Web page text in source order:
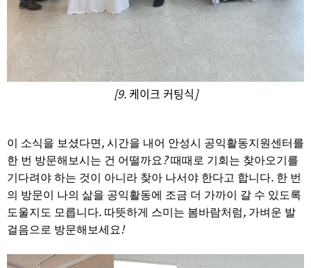
[9. 케이크 커팅식]
이 소식을 보셨다면, 시간을 내어 안성시 공익활동지원센터를
한 번 방문해보시는 건 어떨까요?때때로 기회는 찾아오기를
기다려야 하는 것이 아니라 찾아 나서야 한다고 합니다. 한 번
의 방문이 나의 삶을 공익활동에 조금 더 가까이 갈 수 있도록
도울지도 모릅니다. 따뜻하게 스미는 봄바람처럼, 가벼운 발
걸음으로 방문해보세요!